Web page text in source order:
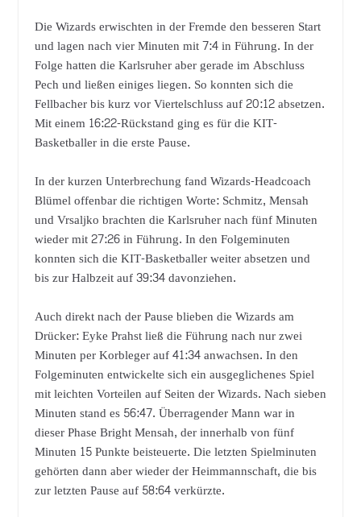
Die Wizards erwischten in der Fremde den besseren Start
und lagen nach vier Minuten mit 7:4 in Führung. In der
Folge hatten die Karlsruher aber gerade im Abschluss
Pech und ließen einiges liegen. So konnten sich die
Fellbacher bis kurz vor Viertelschluss auf 20:12 absetzen.
Mit einem 16:22-Rückstand ging es für die KIT-
Basketballer in die erste Pause.
In der kurzen Unterbrechung fand Wizards-Headcoach
Blümel offenbar die richtigen Worte: Schmitz, Mensah
und Vrsaljko brachten die Karlsruher nach fünf Minuten
wieder mit 27:26 in Führung. In den Folgeminuten
konnten sich die KIT-Basketballer weiter absetzen und
bis zur Halbzeit auf 39:34 davonziehen.
Auch direkt nach der Pause blieben die Wizards am
Drücker: Eyke Prahst ließ die Führung nach nur zwei
Minuten per Korbleger auf 41:34 anwachsen. In den
Folgeminuten entwickelte sich ein ausgeglichenes Spiel
mit leichten Vorteilen auf Seiten der Wizards. Nach sieben
Minuten stand es 56:47. Überragender Mann war in
dieser Phase Bright Mensah, der innerhalb von fünf
Minuten 15 Punkte beisteuerte. Die letzten Spielminuten
gehörten dann aber wieder der Heimmannschaft, die bis
zur letzten Pause auf 58:64 verkürzte.